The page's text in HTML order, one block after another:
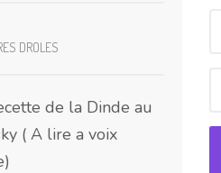
DROLES
de la Dinde au
( A lire a voix